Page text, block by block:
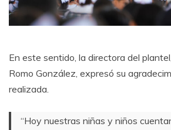
En este sentido, la directora del
Romo González, expresó su
realizada.
“Hoy nuestras niñas y niños